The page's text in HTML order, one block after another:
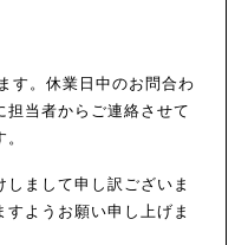
す。休業日中のお問合わ
担当者からご連絡させて
まして申し訳ございま
ようお願い申し上げま